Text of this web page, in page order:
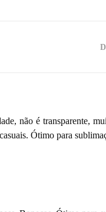
não é transparente,
Ótimo para